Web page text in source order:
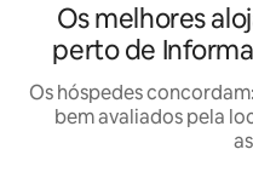
Os melhores
perto de
Os hóspedes
bem avaliados pela